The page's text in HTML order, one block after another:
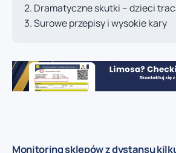
Dramatyczne skutki – dzieci
Surowe przepisy i wysokie kary
Monitoring sklepów z dystansu